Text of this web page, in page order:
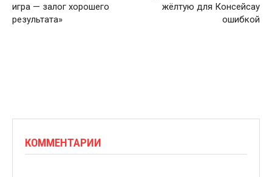
игра — залог хорошего
результата»
жёлтую для Консейсау
ошибкой
КОММЕНТАРИИ